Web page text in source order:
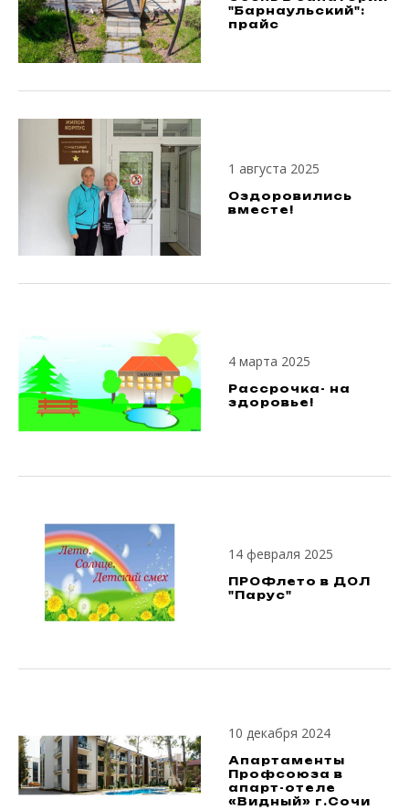
"Барнаульский":
прайс
1 августа 2025
Оздоровились
вместе!
4 марта 2025
Рассрочка- на
здоровье!
14 февраля 2025
ПРОФлето в ДОЛ
"Парус"
10 декабря 2024
Апартаменты
Профсоюза в
апарт-отеле
«Видный» г.Сочи